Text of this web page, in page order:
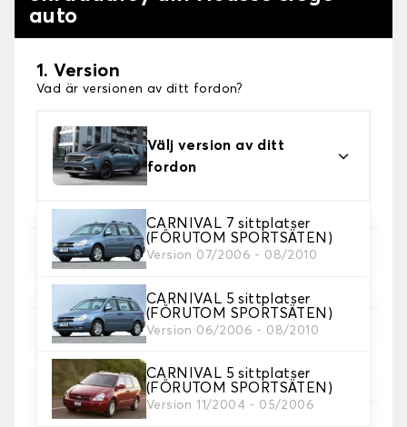
auto
1. Version
Vad är versionen av ditt fordon?
Välj version av ditt
fordon
CARNIVAL 7 sittplatser
(FÖRUTOM SPORTSÄTEN)
Version 07/2006 - 08/2010
CARNIVAL 5 sittplatser
(FÖRUTOM SPORTSÄTEN)
Version 06/2006 - 08/2010
CARNIVAL 5 sittplatser
(FÖRUTOM SPORTSÄTEN)
Version 11/2004 - 05/2006
2. Val av spel
3. Material
Välj material för dina omslag.